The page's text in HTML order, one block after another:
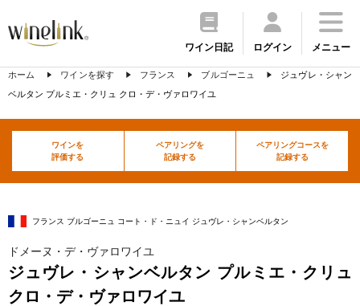
ワイン日記 ログイン メニュー
ホーム ワインを探す フランス ブルゴーニュ
ジュヴレ・シャン
ベルタン プルミエ・クリュ クロ・デ・ヴァロワイユ
ワインを
評価する
ペアリングを
記録する
ペアリングコースを
記録する
フランス ブルゴーニュ コート・ド・ニュイ ジュヴレ・シャンベルタン
ドメーヌ・デ・ヴァロワイユ
ジュヴレ・シャンベルタン プルミエ・クリュ
クロ・デ・ヴァロワイユ